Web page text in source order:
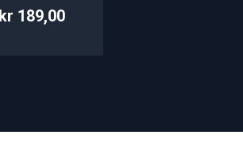
189,00